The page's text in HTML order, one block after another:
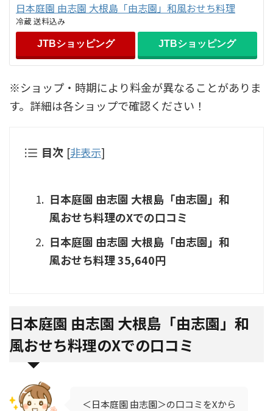
日本庭園 由志園 大根島「由志園」和風おせち料理
冷蔵 送料込み
JTBショッピング JTBショッピング
※ショップ・時期により料金が異なることがありま
す。詳細は各ショップで確認ください！
目次 [非表示]
日本庭園 由志園 大根島「由志園」和
風おせち料理のXでの口コミ
日本庭園 由志園 大根島「由志園」和
風おせち料理 35,640円
日本庭園 由志園 大根島「由志園」和
風おせち料理のXでの口コミ
＜日本庭園 由志園＞の口コミをXから